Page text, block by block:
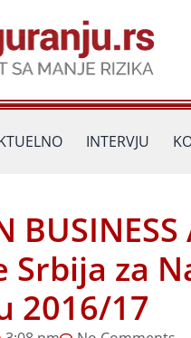
INTERVJU
Srbija za
2016/17